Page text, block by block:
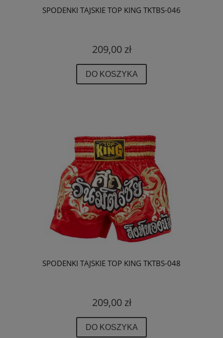
SPODENKI TAJSKIE TOP KING TKTBS-046
209,00 zł
DO KOSZYKA
SPODENKI TAJSKIE TOP KING TKTBS-048
209,00 zł
DO KOSZYKA